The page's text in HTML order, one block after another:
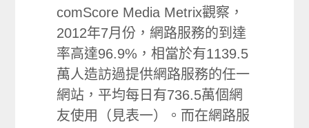
comScore Media Metrix觀察，
2012年7月份，網路服務的到達
率高達96.9%，相當於有1139.5
萬人造訪過提供網路服務的任一
網站，平均每日有736.5萬個網
友使用（見表一）。而在網路服